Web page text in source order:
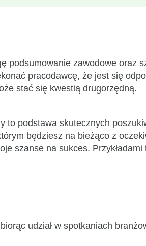
podsumowanie zawodowe oraz
pracodawcę, że jest się
stać się kwestią drugorzędną.
to podstawa skutecznych
będziesz na bieżąco z
szanse na sukces.
udział w spotkaniach